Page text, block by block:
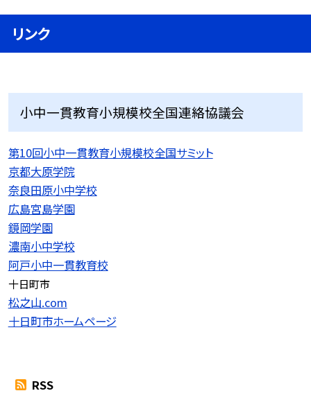
リンク
小中一貫教育小規模校全国連絡協議会
第10回小中一貫教育小規模校全国サミット
京都大原学院
奈良田原小中学校
広島宮島学園
鏡岡学園
濃南小中学校
阿戸小中一貫教育校
十日町市
松之山.com
十日町市ホームページ
RSS